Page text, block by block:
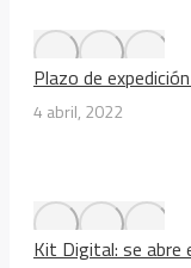
Plazo de
4 abril, 2022
Kit Digital: se abre